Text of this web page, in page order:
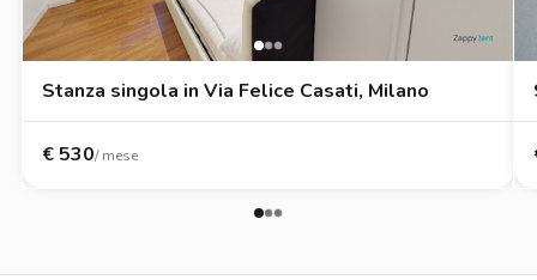
Stanza singola in Via Felice Casati, Milano
€ 530/ mese